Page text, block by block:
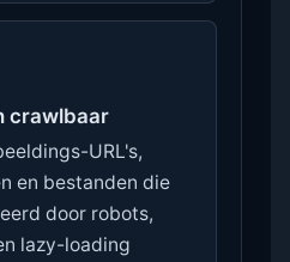
crawlbaar
URL's,
en bestanden die
door robots,
lazy-loading